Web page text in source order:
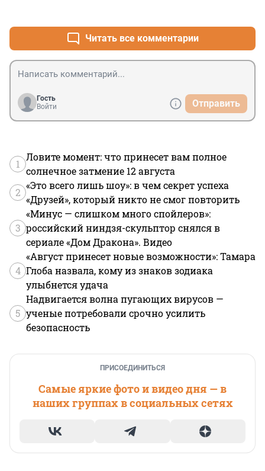
Читать все комментарии
Гость
Войти
Отправить
1
Ловите момент: что принесет вам полное
солнечное затмение 12 августа
2
«Это всего лишь шоу»: в чем секрет успеха
«Друзей», который никто не смог повторить
3
«Минус — слишком много спойлеров»:
российский ниндзя-скульптор снялся в
сериале «Дом Дракона». Видео
4
«Август принесет новые возможности»: Тамара
Глоба назвала, кому из знаков зодиака
улыбнется удача
5
Надвигается волна пугающих вирусов —
ученые потребовали срочно усилить
безопасность
ПРИСОЕДИНИТЬСЯ
Самые яркие фото и видео дня — в
наших группах в социальных сетях